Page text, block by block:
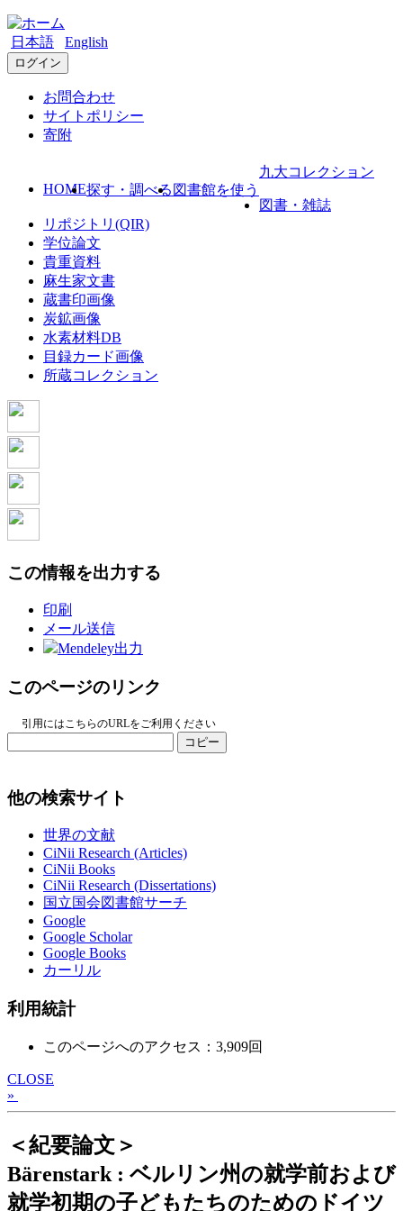
日本語 English
ログイン
お問合わせ
サイトポリシー
寄附
HOME探す・調べる 図書館を使う
九大コレクション
図書・雑誌
リポジトリ(QIR)
学位論文
貴重資料
麻生家文書
蔵書印画像
炭鉱画像
水素材料DB
目録カード画像
所蔵コレクション
この情報を出力する
印刷
メール送信
Mendeley出力
このページのリンク
引用にはこちらのURLをご利用ください
コピー
他の検索サイト
世界の文献
CiNii Research (Articles)
CiNii Books
CiNii Research (Dissertations)
国立国会図書館サーチ
Google
Google Scholar
Google Books
カーリル
利用統計
このページへのアクセス：3,909回
CLOSE
»
＜紀要論文＞
Bärenstark : ベルリン州の就学前および
就学初期の子どもたちのためのドイツ